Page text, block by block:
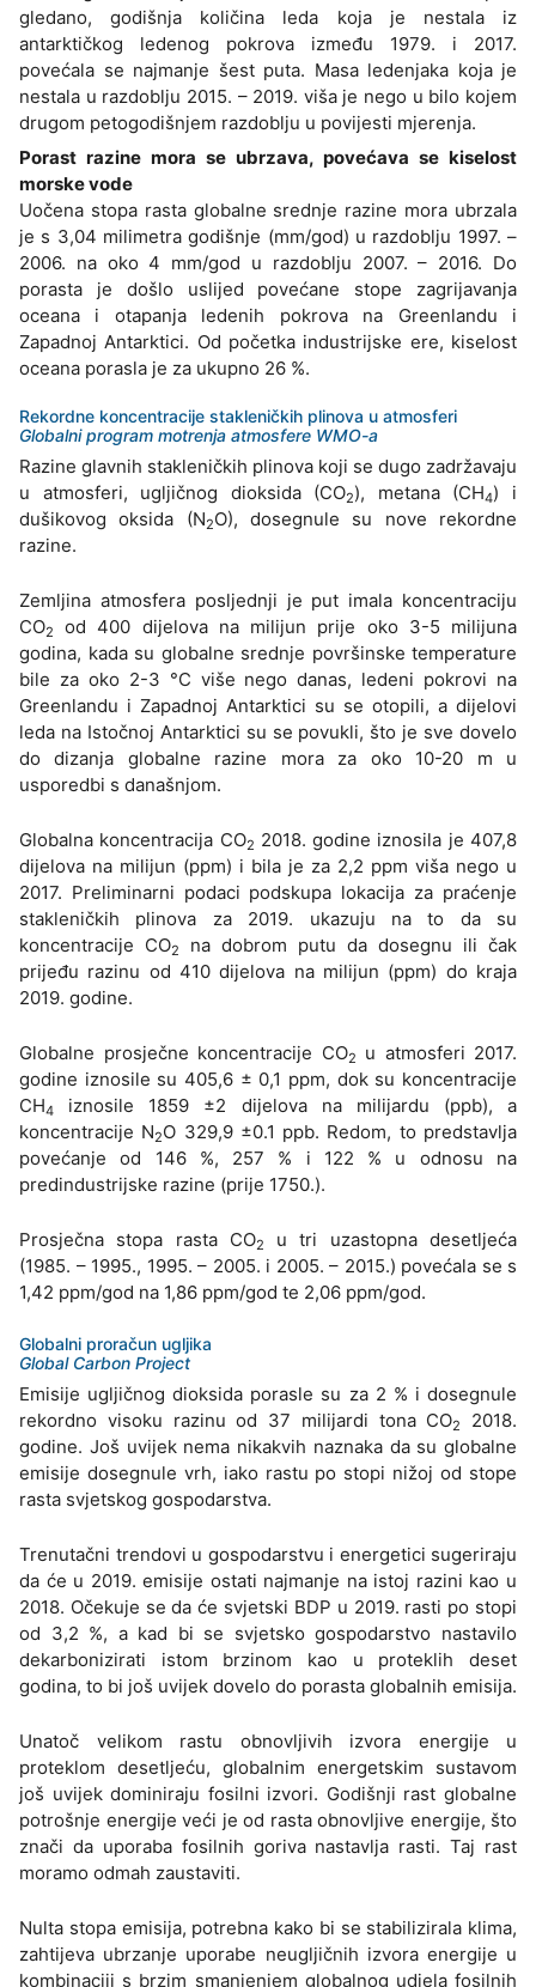
gledano, godišnja količina leda koja je nestala iz
antarktičkog ledenog pokrova između 1979. i 2017.
povećala se najmanje šest puta. Masa ledenjaka koja je
nestala u razdoblju 2015. – 2019. viša je nego u bilo kojem
drugom petogodišnjem razdoblju u povijesti mjerenja.
Porast razine mora se ubrzava, povećava se kiselost
morske vode
Uočena stopa rasta globalne srednje razine mora ubrzala
je s 3,04 milimetra godišnje (mm/god) u razdoblju 1997. –
2006. na oko 4 mm/god u razdoblju 2007. – 2016. Do
porasta je došlo uslijed povećane stope zagrijavanja
oceana i otapanja ledenih pokrova na Greenlandu i
Zapadnoj Antarktici. Od početka industrijske ere, kiselost
oceana porasla je za ukupno 26 %.
Rekordne koncentracije stakleničkih plinova u atmosferi
Globalni program motrenja atmosfere WMO-a
Razine glavnih stakleničkih plinova koji se dugo zadržavaju
u atmosferi, ugljičnog dioksida (CO2), metana (CH4) i
dušikovog oksida (N2O), dosegnule su nove rekordne
razine.
Zemljina atmosfera posljednji je put imala koncentraciju
CO2
od 400 dijelova na milijun prije oko 3-5 milijuna
godina, kada su globalne srednje površinske temperature
bile za oko 2-3 °C više nego danas, ledeni pokrovi na
Greenlandu i Zapadnoj Antarktici su se otopili, a dijelovi
leda na Istočnoj Antarktici su se povukli, što je sve dovelo
do dizanja globalne razine mora za oko 10-20 m u
usporedbi s današnjom.
Globalna koncentracija CO2 2018. godine iznosila je 407,8
dijelova na milijun (ppm) i bila je za 2,2 ppm viša nego u
2017. Preliminarni podaci podskupa lokacija za praćenje
stakleničkih plinova za 2019. ukazuju na to da su
koncentracije CO2
na dobrom putu da dosegnu ili čak
prijeđu razinu od 410 dijelova na milijun (ppm) do kraja
2019. godine.
Globalne prosječne koncentracije CO2
u atmosferi 2017.
godine iznosile su 405,6 ± 0,1 ppm, dok su koncentracije
CH4
iznosile 1859 ±2 dijelova na milijardu (ppb), a
koncentracije N2O 329,9 ±0.1 ppb. Redom, to predstavlja
povećanje od 146 %, 257 % i 122 % u odnosu na
predindustrijske razine (prije 1750.).
Prosječna stopa rasta CO2
u tri uzastopna desetljeća
(1985. – 1995., 1995. – 2005. i 2005. – 2015.) povećala se s
1,42 ppm/god na 1,86 ppm/god te 2,06 ppm/god.
Globalni proračun ugljika
Global Carbon Project
Emisije ugljičnog dioksida porasle su za 2 % i dosegnule
rekordno visoku razinu od 37 milijardi tona CO2
2018.
godine. Još uvijek nema nikakvih naznaka da su globalne
emisije dosegnule vrh, iako rastu po stopi nižoj od stope
rasta svjetskog gospodarstva.
Trenutačni trendovi u gospodarstvu i energetici sugeriraju
da će u 2019. emisije ostati najmanje na istoj razini kao u
2018. Očekuje se da će svjetski BDP u 2019. rasti po stopi
od 3,2 %, a kad bi se svjetsko gospodarstvo nastavilo
dekarbonizirati istom brzinom kao u proteklih deset
godina, to bi još uvijek dovelo do porasta globalnih emisija.
Unatoč velikom rastu obnovljivih izvora energije u
proteklom desetljeću, globalnim energetskim sustavom
još uvijek dominiraju fosilni izvori. Godišnji rast globalne
potrošnje energije veći je od rasta obnovljive energije, što
znači da uporaba fosilnih goriva nastavlja rasti. Taj rast
moramo odmah zaustaviti.
Nulta stopa emisija, potrebna kako bi se stabilizirala klima,
zahtijeva ubrzanje uporabe neugljičnih izvora energije u
kombinaciji s brzim smanjenjem globalnog udjela fosilnih